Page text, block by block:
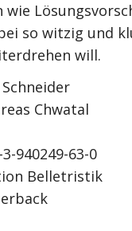
so witzig und
will.
Schneider
Chwatal
3-940249-63-0
Belletristik